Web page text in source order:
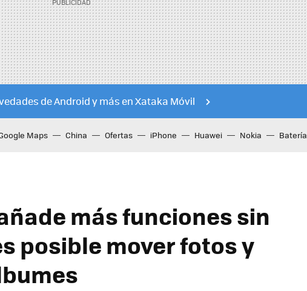
de Android y más en Xataka Móvil
Maps China Ofertas iPhone Huawei Nokia Batería
más funciones sin
posible mover fotos y